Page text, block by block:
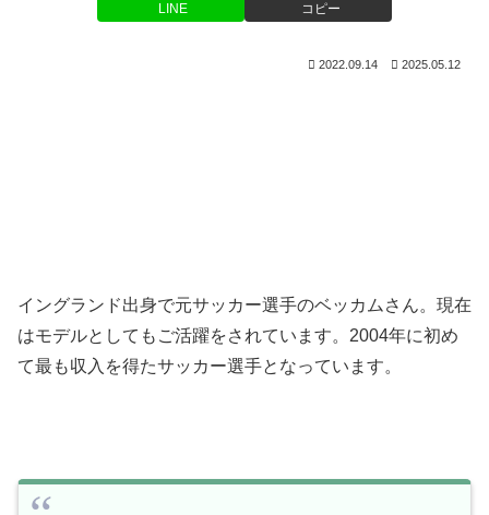
LINE コピー
2022.09.14 2025.05.12
イングランド出身で元サッカー選手のベッカムさん。現在
はモデルとしてもご活躍をされています。2004年に初め
て最も収入を得たサッカー選手となっています。